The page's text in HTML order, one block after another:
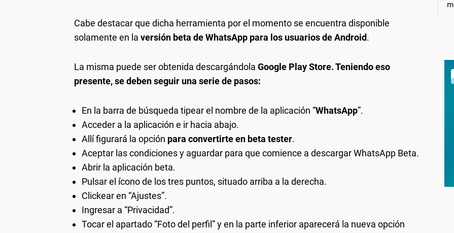
Cabe destacar que dicha herramienta por el momento se encuentra disponible
solamente en la versión beta de WhatsApp para los usuarios de Android.
La misma puede ser obtenida descargándola Google Play Store. Teniendo eso
presente, se deben seguir una serie de pasos:
En la barra de búsqueda tipear el nombre de la aplicación “WhatsApp”.
Acceder a la aplicación e ir hacia abajo.
Allí figurará la opción para convertirte en beta tester.
Aceptar las condiciones y aguardar para que comience a descargar WhatsApp Beta.
Abrir la aplicación beta.
Pulsar el ícono de los tres puntos, situado arriba a la derecha.
Clickear en “Ajustes”.
Ingresar a “Privacidad”.
Tocar el apartado “Foto del perfil” y en la parte inferior aparecerá la nueva opción